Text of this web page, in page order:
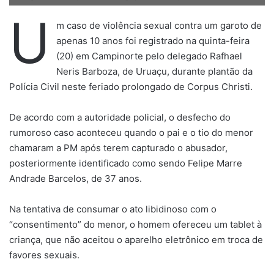
U
m caso de violência sexual contra um garoto de
apenas 10 anos foi registrado na quinta-feira
(20) em Campinorte pelo delegado Rafhael
Neris Barboza, de Uruaçu, durante plantão da
Polícia Civil neste feriado prolongado de Corpus Christi.
De acordo com a autoridade policial, o desfecho do
rumoroso caso aconteceu quando o pai e o tio do menor
chamaram a PM após terem capturado o abusador,
posteriormente identificado como sendo Felipe Marre
Andrade Barcelos, de 37 anos.
Na tentativa de consumar o ato libidinoso com o
“consentimento” do menor, o homem ofereceu um tablet à
criança, que não aceitou o aparelho eletrônico em troca de
favores sexuais.